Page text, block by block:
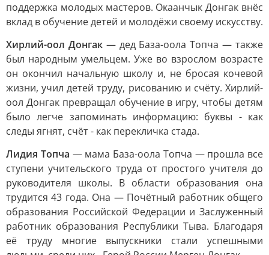
поддержка молодых мастеров. Окаанчык Донгак внёс
вклад в обучение детей и молодёжи своему искусству.
Хирлий-оол Донгак— дед База-оола Топча — также
был народным умельцем. Уже во взрослом возрасте
он окончил начальную школу и, не бросая кочевой
жизни, учил детей труду, рисованию и счёту. Хирлий-
оол Донгак превращал обучение в игру, чтобы детям
было легче запоминать информацию: буквы - как
следы ягнят, счёт - как перекличка стада.
Лидия Топча — мама База-оола Топча — прошла все
ступени учительского труда от простого учителя до
руководителя школы. В области образования она
трудится 43 года. Она — Почётный работник общего
образования Российской Федерации и Заслуженный
работник образования Республики Тыва. Благодаря
её труду многие выпускники стали успешными